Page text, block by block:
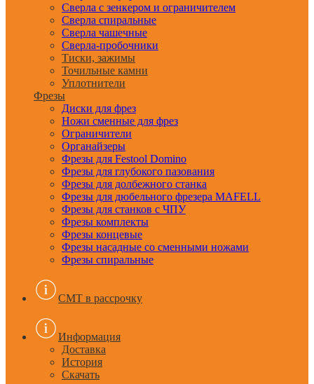
Сверла с зенкером и ограничителем
Сверла спиральные
Сверла чашечные
Сверла-пробочники
Тиски, зажимы
Точильные камни
Уплотнители
Фрезы
Диски для фрез
Ножи сменные для фрез
Ограничители
Органайзеры
Фрезы для Festool Domino
Фрезы для глубокого пазования
Фрезы для долбежного станка
Фрезы для дюбельного фрезера MAFELL
Фрезы для станков с ЧПУ
Фрезы комплекты
Фрезы концевые
Фрезы насадные со сменными ножами
Фрезы спиральные
CMT в рассрочку
Информация
Доставка
История
Скачать